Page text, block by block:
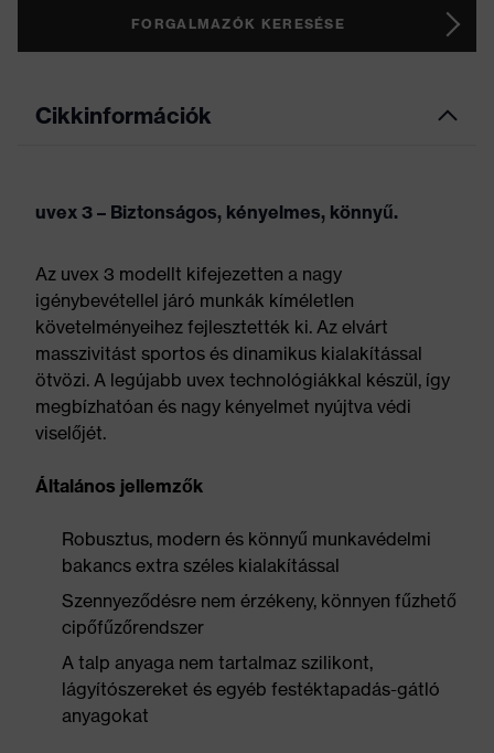
FORGALMAZÓK KERESÉSE
Cikkinformációk
uvex 3 – Biztonságos, kényelmes, könnyű.
Az uvex 3 modellt kifejezetten a nagy
igénybevétellel járó munkák kíméletlen
követelményeihez fejlesztették ki. Az elvárt
masszivitást sportos és dinamikus kialakítással
ötvözi. A legújabb uvex technológiákkal készül, így
megbízhatóan és nagy kényelmet nyújtva védi
viselőjét.
Általános jellemzők
Robusztus, modern és könnyű munkavédelmi
bakancs extra széles kialakítással
Szennyeződésre nem érzékeny, könnyen fűzhető
cipőfűzőrendszer
A talp anyaga nem tartalmaz szilikont,
lágyítószereket és egyéb festéktapadás-gátló
anyagokat